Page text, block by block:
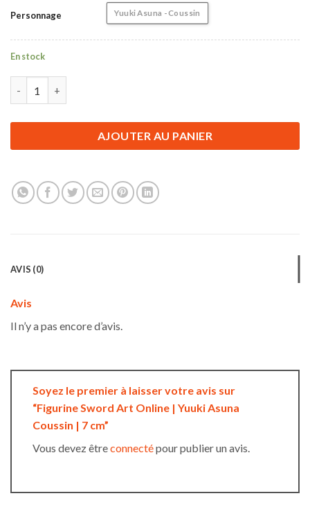
Personnage Yuuki Asuna - Coussin
En stock
AJOUTER AU PANIER
AVIS (0)
Avis
Il n’y a pas encore d’avis.
Soyez le premier à laisser votre avis sur
“Figurine Sword Art Online | Yuuki Asuna
Coussin | 7 cm”
Vous devez êtreconnectépour publier un avis.